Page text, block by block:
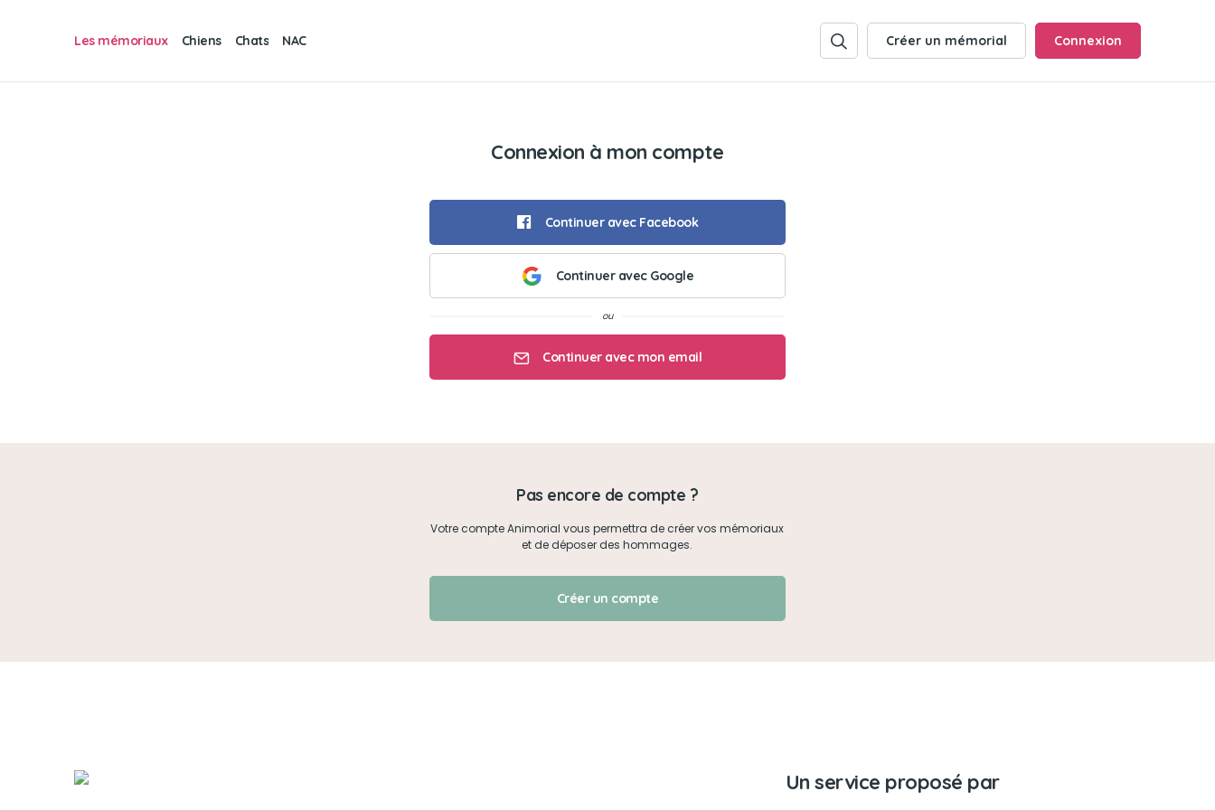
Les mémoriaux Chiens Chats NAC Créer un mémorial Connexion
Connexion à mon compte
Continuer avec Facebook
Continuer avec Google
Continuer avec mon email
Pas encore de compte ?
Votre compte Animorial vous permettra de créer vos mémoriaux
et de déposer des hommages.
Créer un compte
Un service proposé par